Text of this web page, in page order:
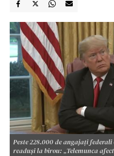
Peste 228.000 de angajați
readuși la birou: „Telemunca